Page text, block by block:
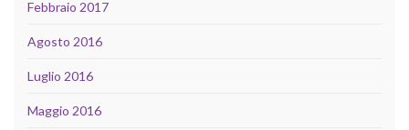
Febbraio 2017
Agosto 2016
Luglio 2016
Maggio 2016